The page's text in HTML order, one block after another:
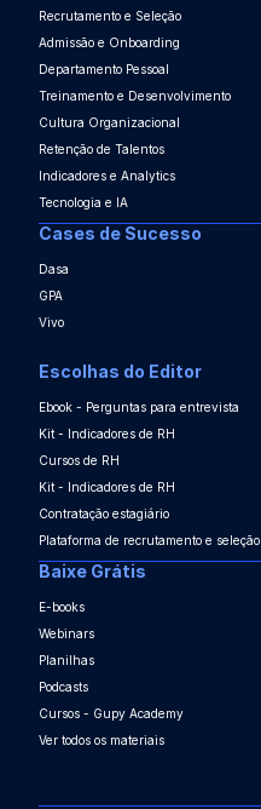
Recrutamento e Seleção
Admissão e Onboarding
Departamento Pessoal
Treinamento e Desenvolvimento
Cultura Organizacional
Retenção de Talentos
Indicadores e Analytics
Tecnologia e IA
Cases de Sucesso
Dasa
GPA
Vivo
Escolhas do Editor
Ebook - Perguntas para entrevista
Kit - Indicadores de RH
Cursos de RH
Kit - Indicadores de RH
Contratação estagiário
Plataforma de recrutamento e seleção
Baixe Grátis
E-books
Webinars
Planilhas
Podcasts
Cursos - Gupy Academy
Ver todos os materiais